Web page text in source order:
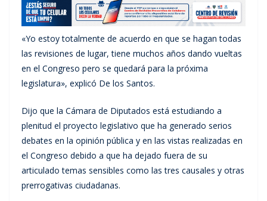
«Yo estoy totalmente de acuerdo en que se hagan todas
las revisiones de lugar, tiene muchos años dando vueltas
en el Congreso pero se quedará para la próxima
legislatura», explicó De los Santos.
Dijo que la Cámara de Diputados está estudiando a
plenitud el proyecto legislativo que ha generado serios
debates en la opinión pública y en las vistas realizadas en
el Congreso debido a que ha dejado fuera de su
articulado temas sensibles como las tres causales y otras
prerrogativas ciudadanas.